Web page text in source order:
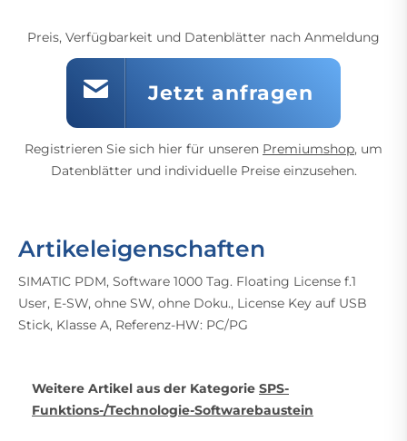
Preis, Verfügbarkeit und Datenblätter nach Anmeldung
Jetzt anfragen
Registrieren Sie sich hier für unseren Premiumshop, um
Datenblätter und individuelle Preise einzusehen.
Artikeleigenschaften
SIMATIC PDM, Software 1000 Tag. Floating License f.1
User, E-SW, ohne SW, ohne Doku., License Key auf USB
Stick, Klasse A, Referenz-HW: PC/PG
Weitere Artikel aus der Kategorie SPS-
Funktions-/Technologie-Softwarebaustein